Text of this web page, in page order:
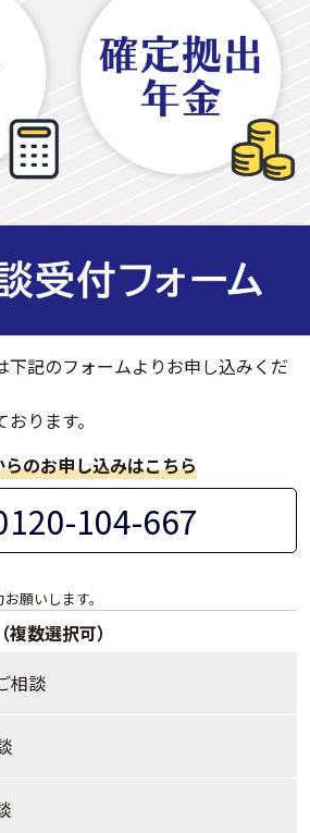
下記のフォームよりお申し込みくだ
ります。
のお申し込みはこちら
104-667
願いします。
数選択可）
相談